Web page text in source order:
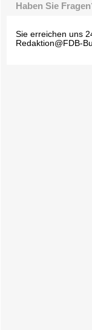
Haben Sie
Sie erreichen uns
Redaktion@FDB-